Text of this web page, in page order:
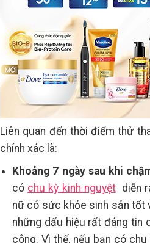
Liên quan đến thời điểm thử
chính xác là:
Khoảng 7 ngày sau khi
có chu kỳ kinh nguyệtdiễn
nữ có sức khỏe sinh sản tốt
những dấu hiệu rất đáng tin
công. Vì thế, nếu bạn có